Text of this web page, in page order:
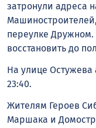
затронули адреса
переулке Дружном.
восстановить до
На улице Остужева
23:40.
Жителям Героев
Маршака и